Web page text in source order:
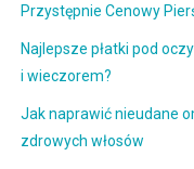
Przystępnie Cenowy
Najlepsze płatki pod
i wieczorem?
Jak naprawić nieudane
zdrowych włosów